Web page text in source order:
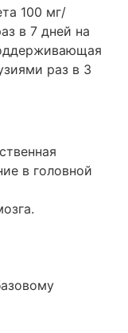
100 мг/
в 7 дней на
раз в 3
в головной